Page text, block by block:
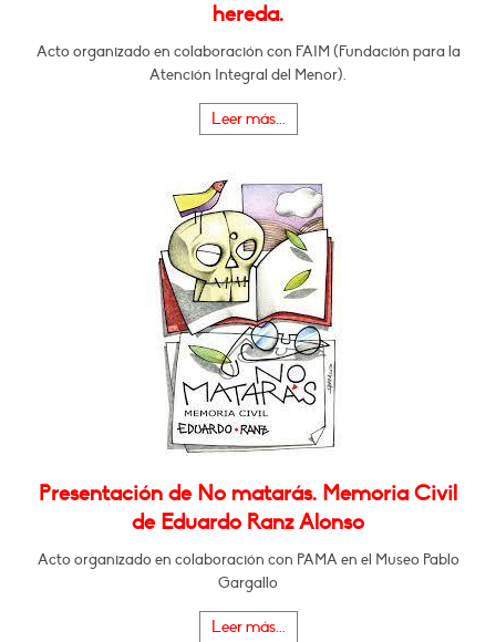
hereda.
Acto organizado en colaboración con FAIM (Fundación para la
Atención Integral del Menor).
Leer más...
Presentación de No matarás. Memoria Civil
de Eduardo Ranz Alonso
Acto organizado en colaboración con PAMA en el Museo Pablo
Gargallo
Leer más...